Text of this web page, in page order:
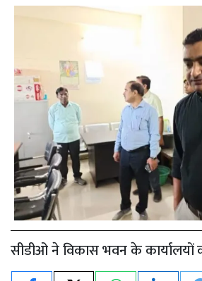
सीडीओ ने विकास भवन के कार्यालयों